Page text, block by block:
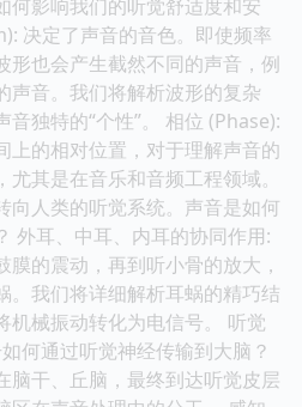
何影响我们的听觉舒适度和安
决定了声音的音色。即使频率
形也会产生截然不同的声音，例
声音。我们将解析波形的复杂
独特的“个性”。 相位 (Phase):
上的相对位置，对于理解声音的
其是在音乐和音频工程领域。
向人类的听觉系统。声音是如何
外耳、中耳、内耳的协同作用:
膜的震动，再到听小骨的放大，
。我们将详细解析耳蜗的精巧结
机械振动转化为电信号。 听觉
何通过听觉神经传输到大脑？
脑干、丘脑，最终到达听觉皮层